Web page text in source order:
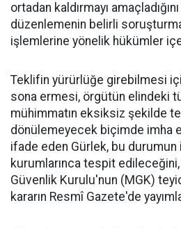
ortadan kaldırmayı
düzenlemenin belirli
işlemlerine yönelik hükümler
Teklifin yürürlüğe girebilmesi
sona ermesi, örgütün elindeki
mühimmatın eksiksiz şekilde
dönülemeyecek biçimde imha
ifade eden Gürlek, bu
kurumlarınca tespit edileceğini,
Güvenlik Kurulu'nun (MGK)
kararın Resmî Gazete'de